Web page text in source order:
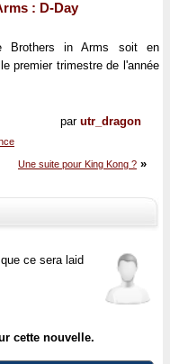
: D-Day
Brothers in Arms soit en
premier trimestre de l'année
par utr_dragon
Une suite pour King Kong ? »
ce sera laid
cette nouvelle.